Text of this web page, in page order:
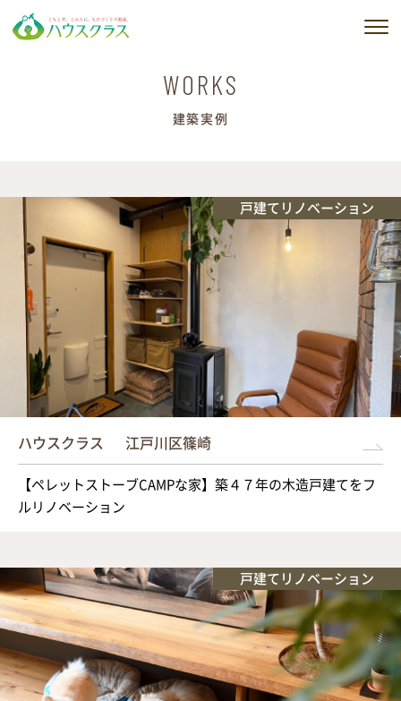
販売物件情報
会社情報
ブログ
ニュース
イベント情報
お問い合わせ
WORKS
建築実例
戸建てリノベーション
ハウスクラス 江戸川区篠崎
【ペレットストーブCAMPな家】築４７年の木造戸建てをフ
ルリノベーション
戸建てリノベーション